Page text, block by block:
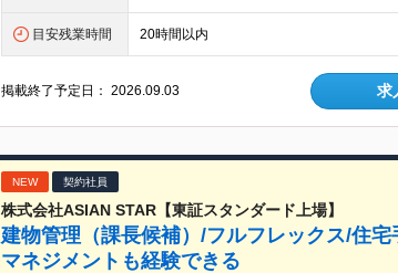
目安残業時間 20時間以内
掲載終了予定日：2026.09.03 求
NEW 契約社員
株式会社ASIAN STAR【東証スタンダード上場】
建物管理（課長候補）/フルフレックス/住
マネジメントも経験できる